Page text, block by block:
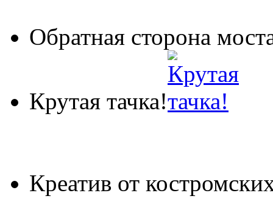
Обратная сторона
Крутая тачка!
Креатив от